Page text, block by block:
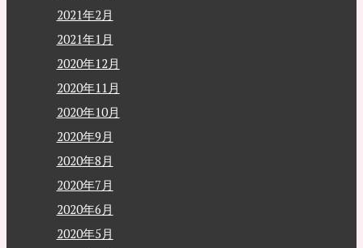
2021年2月
2021年1月
2020年12月
2020年11月
2020年10月
2020年9月
2020年8月
2020年7月
2020年6月
2020年5月